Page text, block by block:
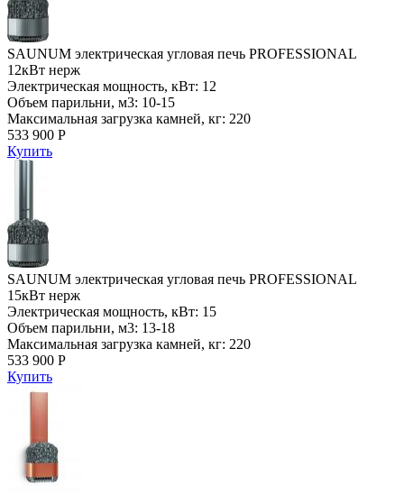
SAUNUM электрическая угловая печь PROFESSIONAL
12кВт нерж
Электрическая мощность, кВт: 12
Объем парильни, м3: 10-15
Максимальная загрузка камней, кг: 220
533 900 Р
Купить
SAUNUM электрическая угловая печь PROFESSIONAL
15кВт нерж
Электрическая мощность, кВт: 15
Объем парильни, м3: 13-18
Максимальная загрузка камней, кг: 220
533 900 Р
Купить